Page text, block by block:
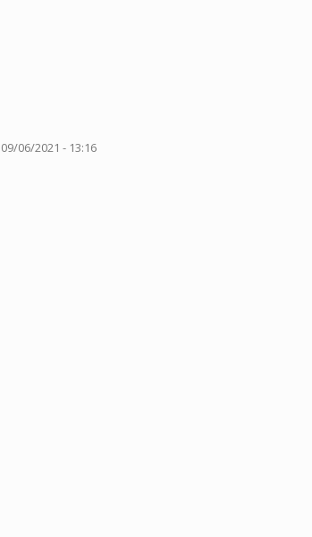
06/2021 - 13:16